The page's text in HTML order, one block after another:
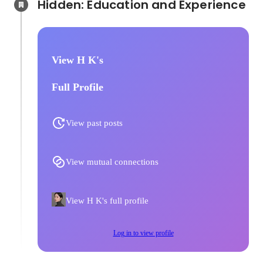
View H K's
Full Profile
View past posts
View mutual connections
View H K's full profile
Log in to view profile